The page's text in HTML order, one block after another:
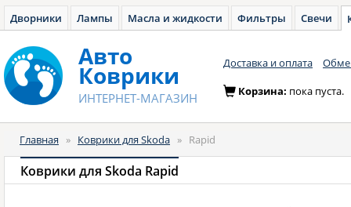
Дворники Лампы Масла и жидкости Фильтры Свечи
Авто
Коврики
ИНТЕРНЕТ-МАГАЗИН
Доставка и оплата
Корзина: пока пуста.
Главная » Коврики для Skoda » Rapid
Коврики для Skoda Rapid